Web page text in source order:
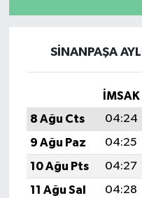
SINANPAŞA
İMSAK
8 Ağu Cts
04:24
9 Ağu Paz
04:25
10 Ağu Pts
04:27
11 Ağu Sal
04:28